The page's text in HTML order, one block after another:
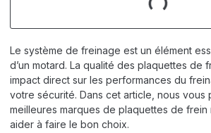
Le système de freinage est un élément
d’un motard. La qualité des plaquettes de
impact direct sur les performances du
votre sécurité. Dans cet article, nous vous
meilleures marques de plaquettes de frein
aider à faire le bon choix.